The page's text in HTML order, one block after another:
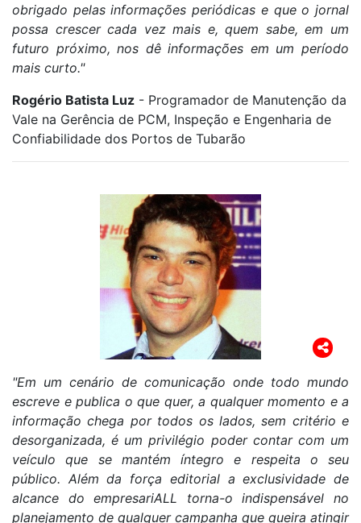
obrigado pelas informações periódicas e que o jornal
possa crescer cada vez mais e, quem sabe, em um
futuro próximo, nos dê informações em um período
mais curto."
Rogério Batista Luz - Programador de Manutenção da
Vale na Gerência de PCM, Inspeção e Engenharia de
Confiabilidade dos Portos de Tubarão
"Em um cenário de comunicação onde todo mundo
escreve e publica o que quer, a qualquer momento e a
informação chega por todos os lados, sem critério e
desorganizada, é um privilégio poder contar com um
veículo que se mantém íntegro e respeita o seu
público. Além da força editorial a exclusividade de
alcance do empresariALL torna-o indispensável no
planejamento de qualquer campanha que queira atingir